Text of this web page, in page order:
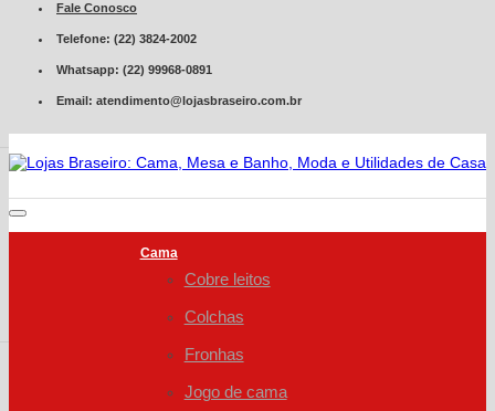
Fale Conosco
Telefone: (22) 3824-2002
Whatsapp: (22) 99968-0891
Email: atendimento@lojasbraseiro.com.br
Cama
Cobre leitos
Colchas
Fronhas
Jogo de cama